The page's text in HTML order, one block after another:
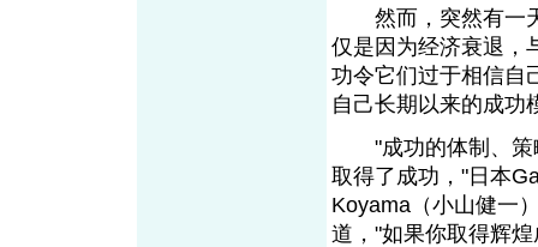
然而，突然有一天
仅是因为经济衰退，
功令它们过于相信自
自己长期以来的成功
"成功的体制、策
取得了成功，"日本
Koyama（小山健一
道，"如果你取得辉